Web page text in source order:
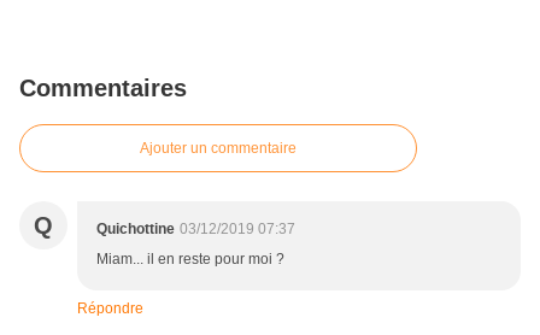
Commentaires
Ajouter un commentaire
Q Quichottine 03/12/2019 07:37
Miam... il en reste pour moi ?
Répondre